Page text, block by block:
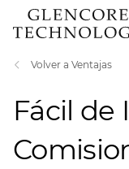
Volver a Ventajas
Fácil de